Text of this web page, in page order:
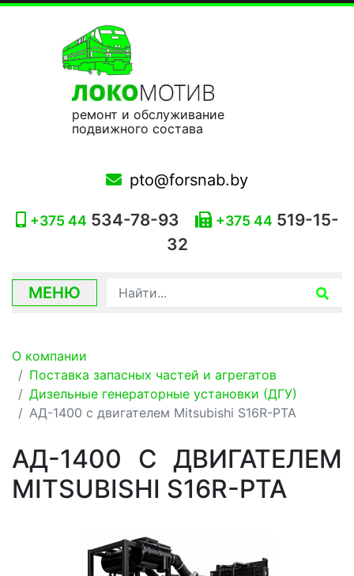
ремонт и обслуживание
подвижного состава
pto@forsnab.by
+375 44 534-78-93 +375 44 519-15-
32
МЕНЮ
О компании
Поставка запасных частей и агрегатов
Дизельные генераторные установки (ДГУ)
АД-1400 с двигателем Mitsubishi S16R-PTA
АД-1400 С ДВИГАТЕЛЕМ
MITSUBISHI S16R-PTA